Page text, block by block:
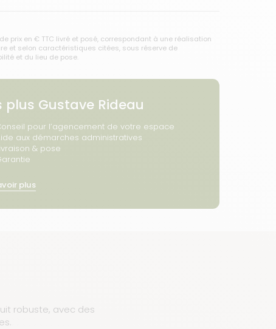
prix en € TTC livré et posé, correspondant à une réalisation
et selon caractéristiques citées, sous réserve de
et du lieu de pose.
plus Gustave Rideau
pour l’agencement de votre espace
aux démarches administratives
& pose
plus
robuste, avec des